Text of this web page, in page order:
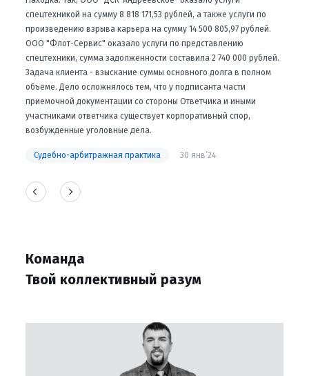
Находка. Так, ООО "ДСК-Андреевское" оказало услуги
спецтехникой на сумму 8 818 171,53 рублей, а также услуги по
произведению взрыва карьера на сумму 14 500 805,97 рублей.
ООО "Флот-Сервис" оказало услуги по представлению
спецтехники, сумма задолженности составила 2 740 000 рублей.
Задача клиента - взыскание суммы основного долга в полном
объеме. Дело осложнялось тем, что у подписанта части
приемочной документации со стороны Ответчика и иными
участниками ответчика существует корпоративный спор,
возбужденные уголовные дела.
Судебно-арбитражная практика 30 янв’24
Команда
Твой коллективный разум